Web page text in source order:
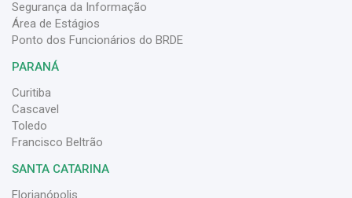
Segurança da Informação
Área de Estágios
Ponto dos Funcionários do BRDE
PARANÁ
Curitiba
Cascavel
Toledo
Francisco Beltrão
SANTA CATARINA
Florianópolis